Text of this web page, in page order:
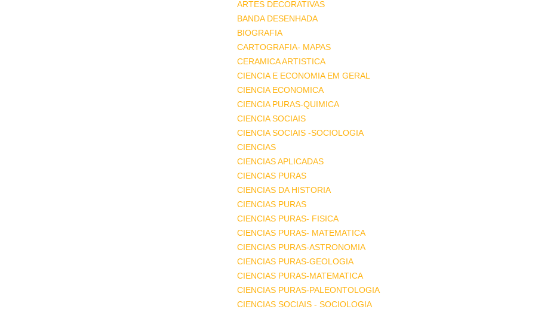
ARTES DECORATIVAS
BANDA DESENHADA
BIOGRAFIA
CARTOGRAFIA- MAPAS
CERAMICA ARTISTICA
CIENCIA E ECONOMIA EM GERAL
CIENCIA ECONOMICA
CIENCIA PURAS-QUIMICA
CIENCIA SOCIAIS
CIENCIA SOCIAIS -SOCIOLOGIA
CIENCIAS
CIENCIAS APLICADAS
CIENCIAS PURAS
CIENCIAS DA HISTORIA
CIENCIAS PURAS
CIENCIAS PURAS- FISICA
CIENCIAS PURAS- MATEMATICA
CIENCIAS PURAS-ASTRONOMIA
CIENCIAS PURAS-GEOLOGIA
CIENCIAS PURAS-MATEMATICA
CIENCIAS PURAS-PALEONTOLOGIA
CIENCIAS SOCIAIS - SOCIOLOGIA